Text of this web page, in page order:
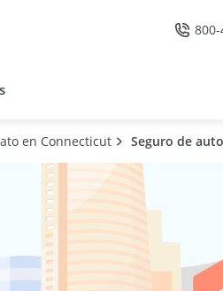
en Connecticut Seguro de